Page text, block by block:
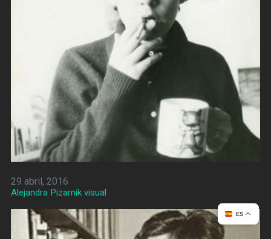
29 abril, 2016
Alejandra Pizarnik visual
ES